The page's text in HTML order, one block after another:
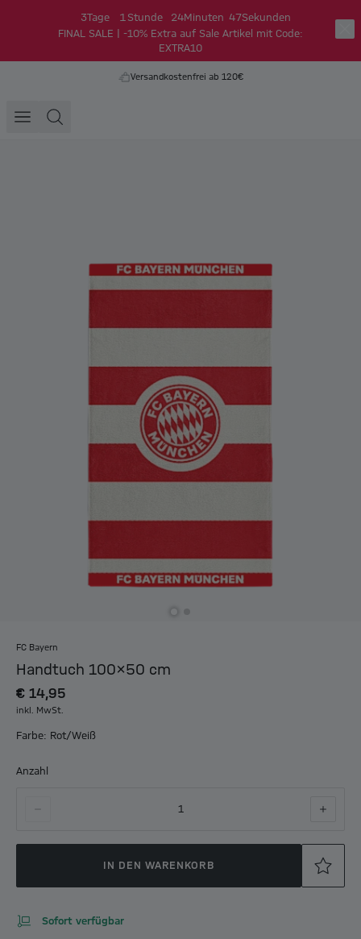
3Tage 1 Stunde 24Minuten 47Sekunden
FINAL SALE | -10% Extra auf Sale Artikel mit Code:
EXTRA10
Versandkostenfrei ab 120€
FC Bayern
Handtuch 100x50 cm
€ 14,95
inkl. MwSt.
Farbe: Rot/Weiß
Anzahl
1
IN DEN WARENKORB
Sofort verfügbar